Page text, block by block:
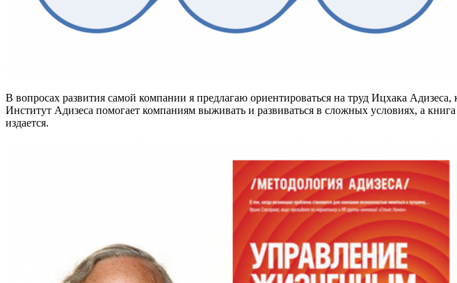
В вопросах развития самой компании я предлагаю ориентироваться на труд Ицхака
Институт Адизеса помогает компаниям выживать и развиваться в сложных условиях, а
издается.